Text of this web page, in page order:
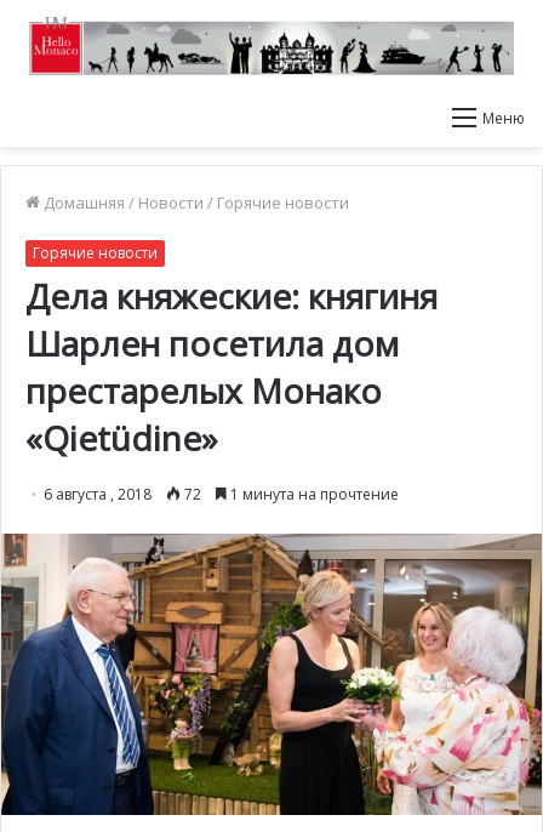
Меню
Домашняя / Новости / Горячие новости
Горячие новости
Дела княжеские: княгиня
Шарлен посетила дом
престарелых Монако
«Qietüdine»
6 августа , 2018 72 1 минута на прочтение